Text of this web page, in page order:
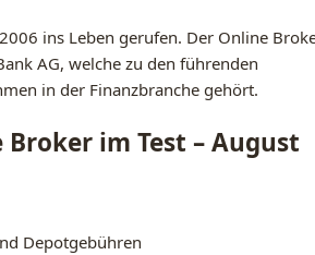
ins Leben gerufen. Der Online
AG, welche zu den führenden
in der Finanzbranche gehört.
im Test – August
Depotgebühren